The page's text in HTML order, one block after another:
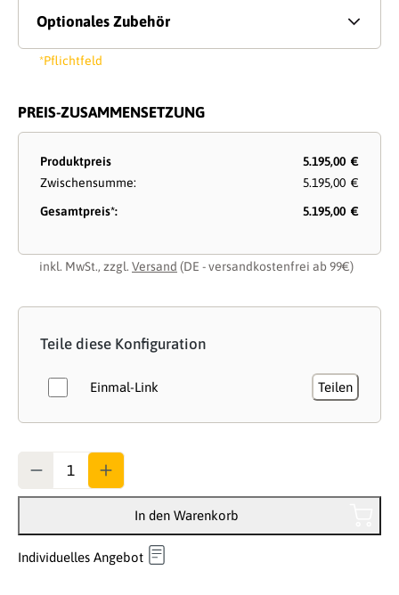
Optionales Zubehör
*Pflichtfeld
PREIS-ZUSAMMENSETZUNG
Produktpreis
5.195,00 €
Zwischensumme:
5.195,00 €
Gesamtpreis*:
5.195,00 €
inkl. MwSt., zzgl. Versand (DE - versandkostenfrei ab 99€)
Teile diese Konfiguration
Einmal-Link Teilen
In den Warenkorb
Individuelles Angebot